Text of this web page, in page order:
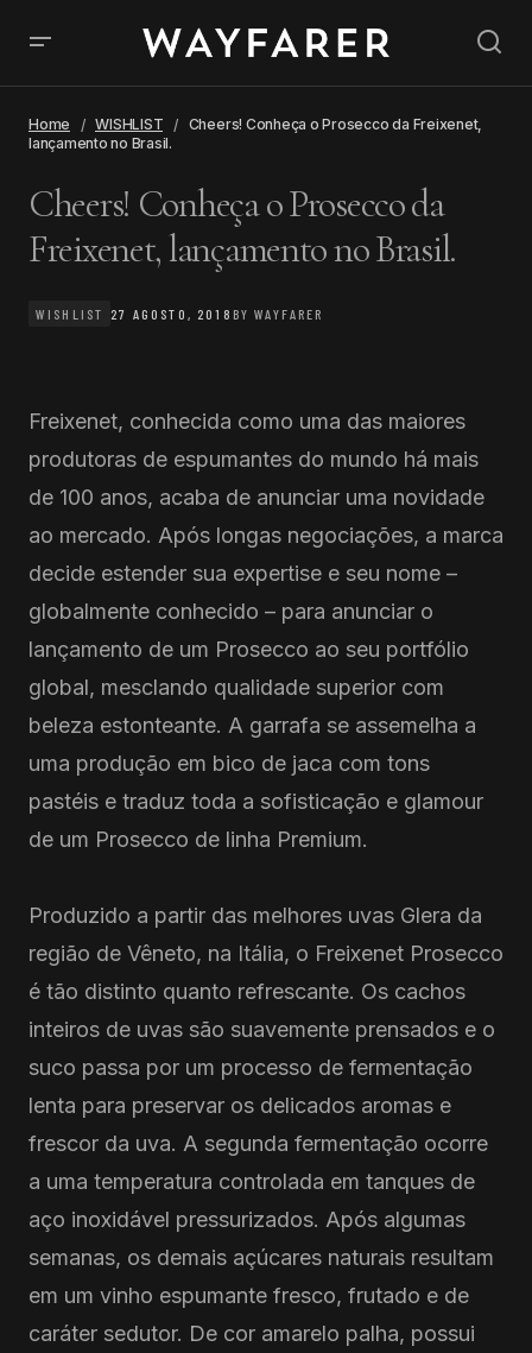
Home WISHLIST
Cheers! Conheça o Prosecco da Freixenet,
lançamento no Brasil.
Cheers! Conheça o Prosecco da
Freixenet, lançamento no Brasil.
WISHLIST 27 AGOSTO, 2018 BY WAYFARER
Freixenet, conhecida como uma das maiores
produtoras de espumantes do mundo há mais
de 100 anos, acaba de anunciar uma novidade
ao mercado. Após longas negociações, a marca
decide estender sua expertise e seu nome –
globalmente conhecido – para anunciar o
lançamento de um Prosecco ao seu portfólio
global, mesclando qualidade superior com
beleza estonteante. A garrafa se assemelha a
uma produção em bico de jaca com tons
pastéis e traduz toda a sofisticação e glamour
de um Prosecco de linha Premium.
Produzido a partir das melhores uvas Glera da
região de Vêneto, na Itália, o Freixenet Prosecco
é tão distinto quanto refrescante. Os cachos
inteiros de uvas são suavemente prensados e o
suco passa por um processo de fermentação
lenta para preservar os delicados aromas e
frescor da uva. A segunda fermentação ocorre
a uma temperatura controlada em tanques de
aço inoxidável pressurizados. Após algumas
semanas, os demais açúcares naturais resultam
em um vinho espumante fresco, frutado e de
caráter sedutor. De cor amarelo palha, possui